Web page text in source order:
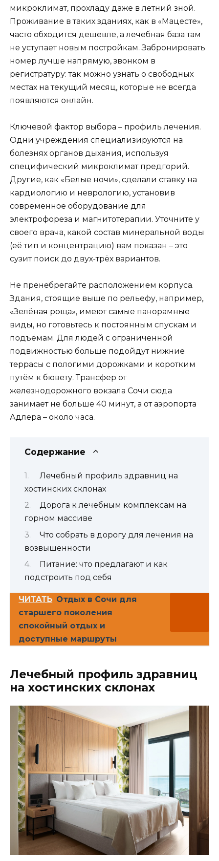
микроклимат, прохладу даже в летний зной.
Проживание в таких зданиях, как в «Мацесте»,
часто обходится дешевле, а лечебная база там
не уступает новым постройкам. Забронировать
номер лучше напрямую, звонком в
регистратуру: так можно узнать о свободных
местах на текущий месяц, которые не всегда
появляются онлайн.
Ключевой фактор выбора – профиль лечения.
Одни учреждения специализируются на
болезнях органов дыхания, используя
специфический микроклимат предгорий.
Другие, как «Белые ночи», сделали ставку на
кардиологию и неврологию, установив
современное оборудование для
электрофореза и магнитотерапии. Уточните у
своего врача, какой состав минеральной воды
(её тип и концентрацию) вам показан – это
сузит поиск до двух-трёх вариантов.
Не пренебрегайте расположением корпуса.
Здания, стоящие выше по рельефу, например,
«Зелёная роща», имеют самые панорамные
виды, но готовьтесь к постоянным спускам и
подъёмам. Для людей с ограниченной
подвижностью больше подойдут нижние
террасы с пологими дорожками и коротким
путём к бювету. Трансфер от
железнодорожного вокзала Сочи сюда
занимает не больше 40 минут, а от аэропорта
Адлера – около часа.
Содержание
Лечебный профиль здравниц на
хостинских склонах
Дорога к лечебным комплексам на
горном массиве
Что собрать в дорогу для лечения на
возвышенности
Питание: что предлагают и как
подстроить под себя
ЧИТАТЬ Отдых в Сочи для
старшего поколения
спокойный отдых и
доступные маршруты
Лечебный профиль здравниц
на хостинских склонах